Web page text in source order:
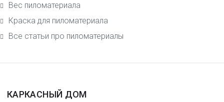
Вес пиломатериала
Краска для пиломатериала
Все статьи про пиломатериалы
КАРКАСНЫЙ ДОМ